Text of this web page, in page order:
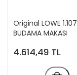
Original LÖWE 1.107
BUDAMA MAKASI
4.614,49 TL